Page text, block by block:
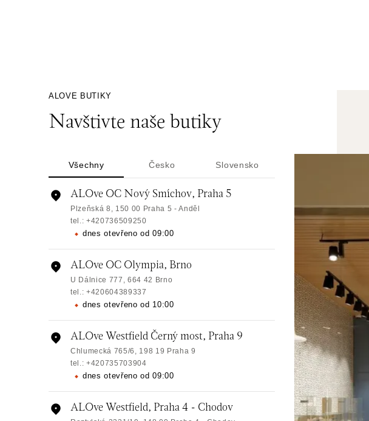
ALOVE BUTIKY
Navštivte naše butiky
Všechny Česko Slovensko
ALOve OC Nový Smíchov, Praha 5
Plzeňská 8, 150 00 Praha 5 - Anděl
tel.: +420736509250
dnes otevřeno od 09:00
ALOve OC Olympia, Brno
U Dálnice 777, 664 42 Brno
tel.: +420604389337
dnes otevřeno od 10:00
ALOve Westfield Černý most, Praha 9
Chlumecká 765/6, 198 19 Praha 9
tel.: +420735703904
dnes otevřeno od 09:00
ALOve Westfield, Praha 4 - Chodov